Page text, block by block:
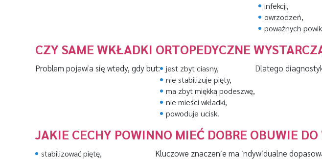
infekcji,
owrzodzeń,
poważnych
CZY SAME WKŁADKI ORTOPEDYCZNE
Problem pojawia się wtedy, gdy but:
jest zbyt ciasny,
nie stabilizuje pięty,
ma zbyt miękką podeszwę,
nie mieści wkładki,
powoduje ucisk.
Dlatego
JAKIE CECHY POWINNO MIEĆ DOBRE OBUWIE
stabilizować piętę,
Kluczowe znaczenie ma indywidualne